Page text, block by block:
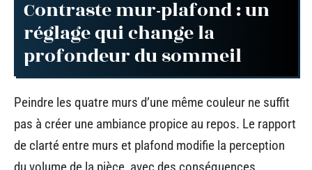
Contraste mur-plafond : un
réglage qui change la
profondeur du sommeil
Peindre les quatre murs d’une même couleur ne suffit
pas à créer une ambiance propice au repos. Le rapport
de clarté entre murs et plafond modifie la perception